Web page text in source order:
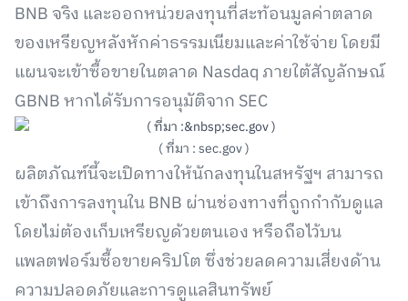
BNB จริง และออกหน่วยลงทุนที่สะท้อนมูลค่าตลาด
ของเหรียญหลังหักค่าธรรมเนียมและค่าใช้จ่าย โดยมี
แผนจะเข้าซื้อขายในตลาด Nasdaq ภายใต้สัญลักษณ์
GBNB หากได้รับการอนุมัติจาก SEC
( ที่มา : sec.gov )
ผลิตภัณฑ์นี้จะเปิดทางให้นักลงทุนในสหรัฐฯ สามารถ
เข้าถึงการลงทุนใน BNB ผ่านช่องทางที่ถูกกำกับดูแล
โดยไม่ต้องเก็บเหรียญด้วยตนเอง หรือถือไว้บน
แพลตฟอร์มซื้อขายคริปโต ซึ่งช่วยลดความเสี่ยงด้าน
ความปลอดภัยและการดูแลสินทรัพย์